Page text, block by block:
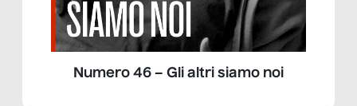
Numero 46 – Gli altri siamo noi